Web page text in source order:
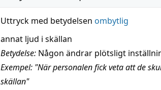
Uttryck med betydelsen ombytlig
annat ljud i skällan
Betydelse: Någon ändrar plötsligt
Exempel: "När personalen fick veta att de
skällan"